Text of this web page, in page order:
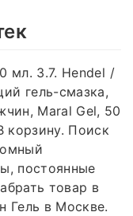
мл. 3.7. Hendel /
гель-смазка,
Maral Gel, 50
корзину. Поиск
постоянные
товар в
Гель в Москве.